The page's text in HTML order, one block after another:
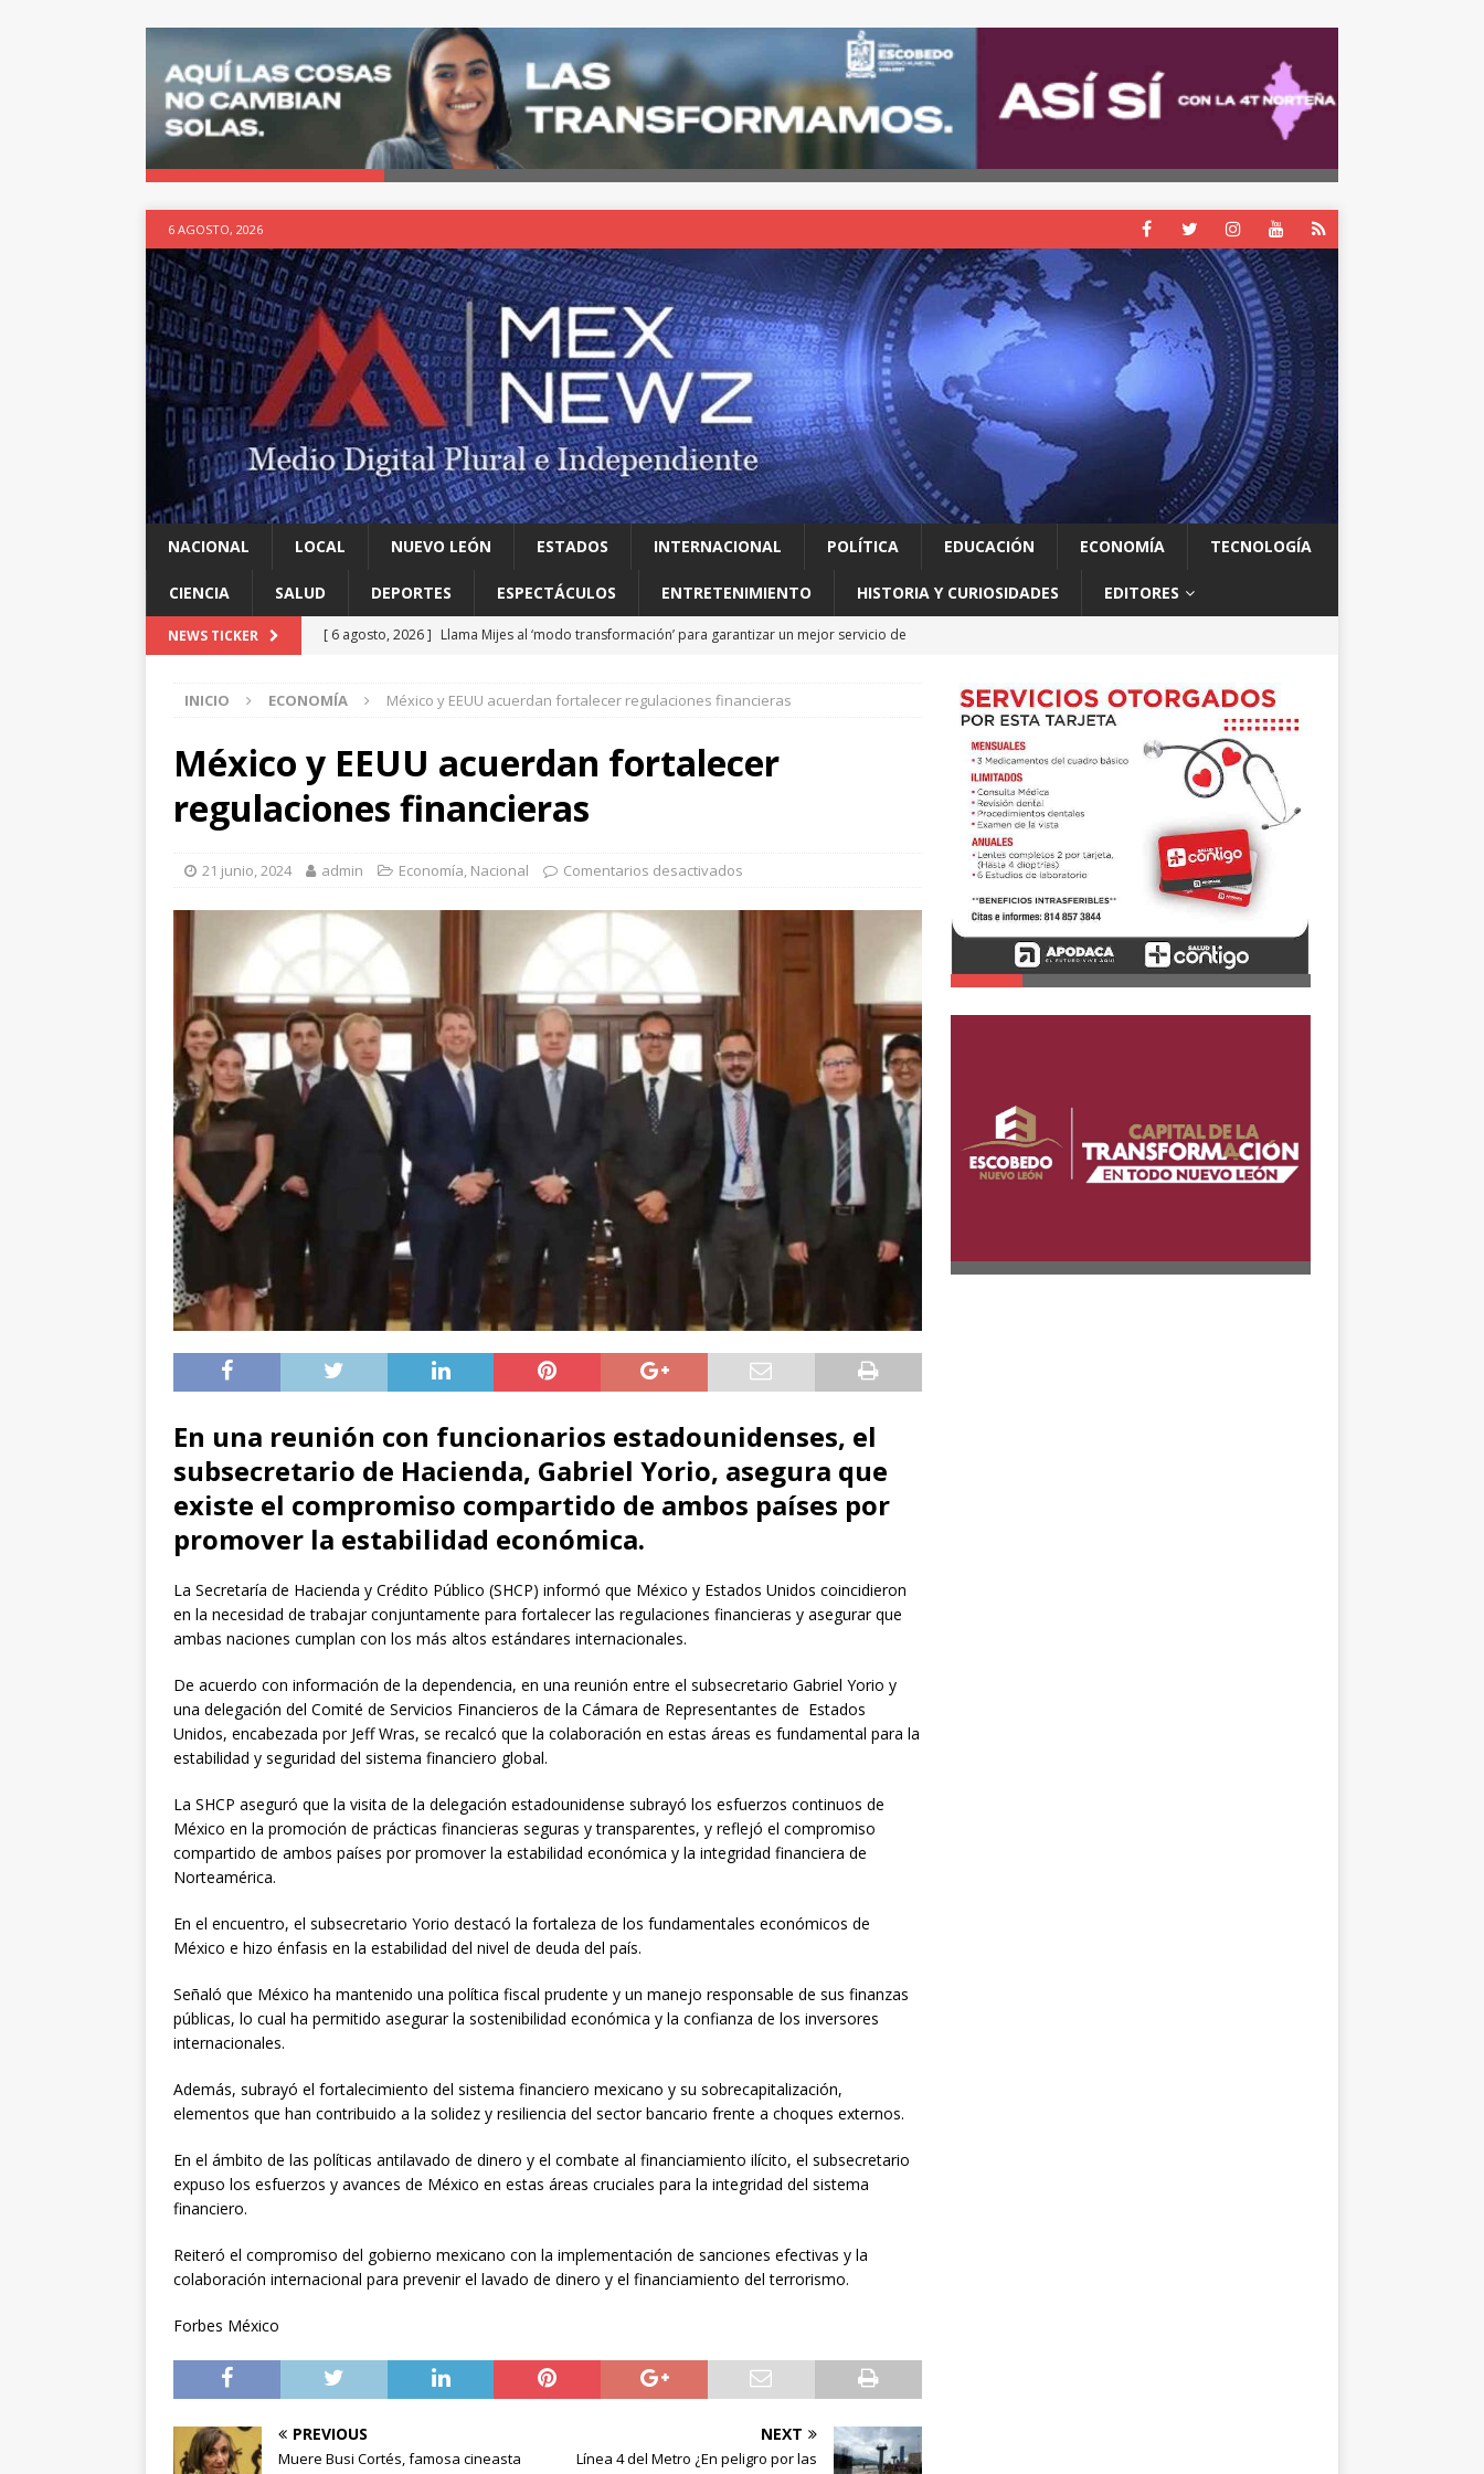
6 AGOSTO, 2026
NACIONAL LOCAL NUEVO LEÓN ESTADOS INTERNACIONAL POLÍTICA EDUCACIÓN ECONOMÍA TECNOLOGÍA
CIENCIA SALUD DEPORTES ESPECTÁCULOS ENTRETENIMIENTO HISTORIA Y CURIOSIDADES EDITORES
NEWS TICKER [ 6 agosto, 2026 ] Llama Mijes al ‘modo transformación’ para garantizar un mejor servicio de
[ 6 agosto, 2026 ] Ya cantó el gallo
HISTORIA Y CURIOSIDADES
[ 6 agosto, 2026 ]
Carmen Lilia Canturosas consolida a Nuevo Laredo como referente de
[ 6 agosto, 2026 ] A Estado no le importan las personas vulnerables: Waldo
INICIO ECONOMÍA México y EEUU acuerdan fortalecer regulaciones financieras
México y EEUU acuerdan fortalecer
regulaciones financieras
21 junio, 2024 admin Economía, Nacional Comentarios desactivados
En una reunión con funcionarios estadounidenses, el
subsecretario de Hacienda, Gabriel Yorio, asegura que
existe el compromiso compartido de ambos países por
promover la estabilidad económica.
La Secretaría de Hacienda y Crédito Público (SHCP) informó que México y Estados Unidos coincidieron
en la necesidad de trabajar conjuntamente para fortalecer las regulaciones financieras y asegurar que
ambas naciones cumplan con los más altos estándares internacionales.
De acuerdo con información de la dependencia, en una reunión entre el subsecretario Gabriel Yorio y
una delegación del Comité de Servicios Financieros de la Cámara de Representantes de Estados
Unidos, encabezada por Jeff Wras, se recalcó que la colaboración en estas áreas es fundamental para la
estabilidad y seguridad del sistema financiero global.
La SHCP aseguró que la visita de la delegación estadounidense subrayó los esfuerzos continuos de
México en la promoción de prácticas financieras seguras y transparentes, y reflejó el compromiso
compartido de ambos países por promover la estabilidad económica y la integridad financiera de
Norteamérica.
En el encuentro, el subsecretario Yorio destacó la fortaleza de los fundamentales económicos de
México e hizo énfasis en la estabilidad del nivel de deuda del país.
Señaló que México ha mantenido una política fiscal prudente y un manejo responsable de sus finanzas
públicas, lo cual ha permitido asegurar la sostenibilidad económica y la confianza de los inversores
internacionales.
Además, subrayó el fortalecimiento del sistema financiero mexicano y su sobrecapitalización,
elementos que han contribuido a la solidez y resiliencia del sector bancario frente a choques externos.
En el ámbito de las políticas antilavado de dinero y el combate al financiamiento ilícito, el subsecretario
expuso los esfuerzos y avances de México en estas áreas cruciales para la integridad del sistema
financiero.
Reiteró el compromiso del gobierno mexicano con la implementación de sanciones efectivas y la
colaboración internacional para prevenir el lavado de dinero y el financiamiento del terrorismo.
Forbes México
PREVIOUS
Muere Busi Cortés, famosa cineasta
NEXT
Línea 4 del Metro ¿En peligro por las